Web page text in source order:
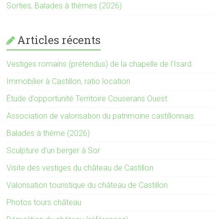
Sorties, Balades à thèmes (2026)
Articles récents
Vestiges romains (prétendus) de la chapelle de l’Isard.
Immobilier à Castillon, ratio location
Étude d’opportunité Territoire Couserans Ouest
Association de valorisation du patrimoine castillonnais.
Balades à thème (2026)
Sculpture d’un berger à Sor
Visite des vestiges du château de Castillon
Valorisation touristique du château de Castillon
Photos tours château